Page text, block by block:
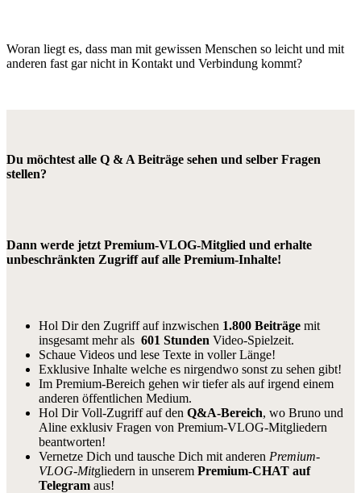
Woran liegt es, dass man mit gewissen Menschen so leicht und mit
anderen fast gar nicht in Kontakt und Verbindung kommt?
Du möchtest alle Q & A Beiträge sehen und selber Fragen
stellen?
Dann werde jetzt Premium-VLOG-Mitglied und erhalte
unbeschränkten Zugriff auf alle Premium-Inhalte!
Hol Dir den Zugriff auf inzwischen 1.800 Beiträge mit
insgesamt mehr als 601 Stunden Video-Spielzeit.
Schaue Videos und lese Texte in voller Länge!
Exklusive Inhalte welche es nirgendwo sonst zu sehen gibt!
Im Premium-Bereich gehen wir tiefer als auf irgend einem
anderen öffentlichen Medium.
Hol Dir Voll-Zugriff auf den Q&A-Bereich, wo Bruno und
Aline exklusiv Fragen von Premium-VLOG-Mitgliedern
beantworten!
Vernetze Dich und tausche Dich mit anderen Premium-
VLOG-Mitgliedern in unserem Premium-CHAT auf
Telegram aus!